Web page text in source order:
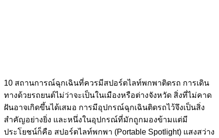
10 สถานการณ์ฉุกเฉินที่ควรมีสปอร์ตไลท์พกพาติดรถ การเดิน
ทางด้วยรถยนต์ไม่ว่าจะเป็นในเมืองหรือต่างจังหวัด สิ่งที่ไม่คาด
ฝันอาจเกิดขึ้นได้เสมอ การมีอุปกรณ์ฉุกเฉินติดรถไว้จึงเป็นสิ่ง
สำคัญอย่างยิ่ง และหนึ่งในอุปกรณ์ที่มักถูกมองข้ามแต่มี
ประโยชน์ก็คือ สปอร์ตไลท์พกพา (Portable Spotlight) แสงสว่าง